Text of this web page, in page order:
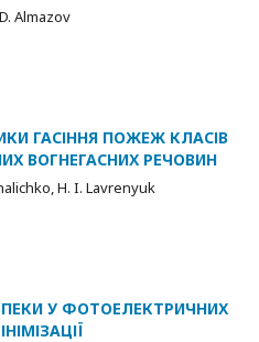
Almazov
ГАСІННЯ ПОЖЕЖ КЛАСІВ
ВОГНЕГАСНИХ РЕЧОВИН
H. I. Lavrenyuk
У ФОТОЕЛЕКТРИЧНИХ